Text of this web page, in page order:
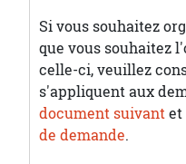
Si vous souhaitez
que vous souhaitez
celle-ci, veuillez
s'appliquent aux
document suivantet
de demande.